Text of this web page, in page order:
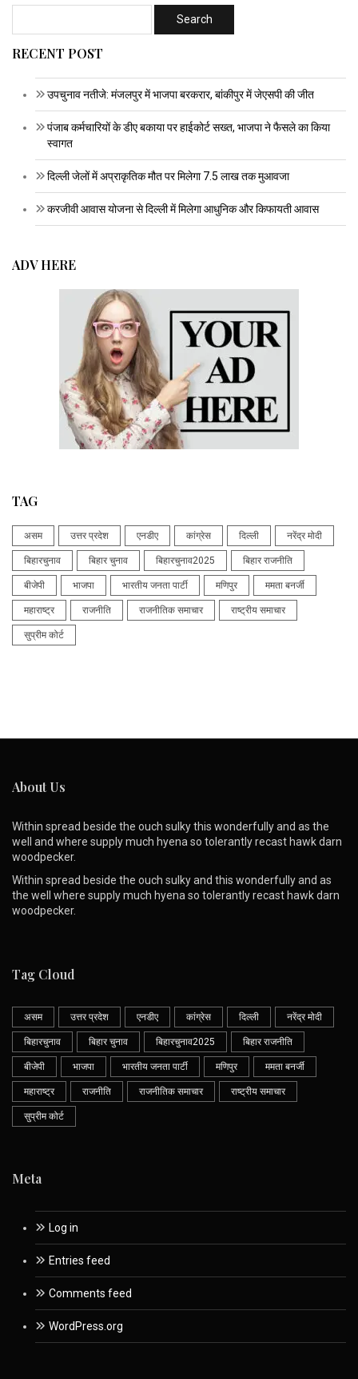
RECENT POST
उपचुनाव नतीजे: मंजलपुर में भाजपा बरकरार, बांकीपुर में जेएसपी की जीत
पंजाब कर्मचारियों के डीए बकाया पर हाईकोर्ट सख्त, भाजपा ने फैसले का किया
स्वागत
दिल्ली जेलों में अप्राकृतिक मौत पर मिलेगा 7.5 लाख तक मुआवजा
करजीवी आवास योजना से दिल्ली में मिलेगा आधुनिक और किफायती आवास
ADV HERE
TAG
असम उत्तर प्रदेश एनडीए कांग्रेस दिल्ली नरेंद्र मोदी
बिहारचुनाव बिहार चुनाव बिहारचुनाव2025 बिहार राजनीति
बीजेपी भाजपा भारतीय जनता पार्टी मणिपुर ममता बनर्जी
महाराष्ट्र राजनीति राजनीतिक समाचार राष्ट्रीय समाचार
सुप्रीम कोर्ट
About Us
Within spread beside the ouch sulky this wonderfully and as the
well and where supply much hyena so tolerantly recast hawk darn
woodpecker.
Within spread beside the ouch sulky and this wonderfully and as
the well where supply much hyena so tolerantly recast hawk darn
woodpecker.
Tag Cloud
असम उत्तर प्रदेश एनडीए कांग्रेस दिल्ली नरेंद्र मोदी
बिहारचुनाव बिहार चुनाव बिहारचुनाव2025 बिहार राजनीति
बीजेपी भाजपा भारतीय जनता पार्टी मणिपुर ममता बनर्जी
महाराष्ट्र राजनीति राजनीतिक समाचार राष्ट्रीय समाचार
सुप्रीम कोर्ट
Meta
Log in
Entries feed
Comments feed
WordPress.org